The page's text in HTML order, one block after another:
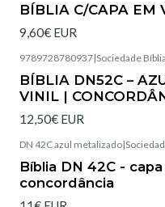
BÍBLIA C/CAPA EM
9,60€ EUR
9789728780937|Sociedade
BÍBLIA DN52C –
VINIL |
12,50€ EUR
DN 42C azul metalizado|
Bíblia DN 42C -
concordância